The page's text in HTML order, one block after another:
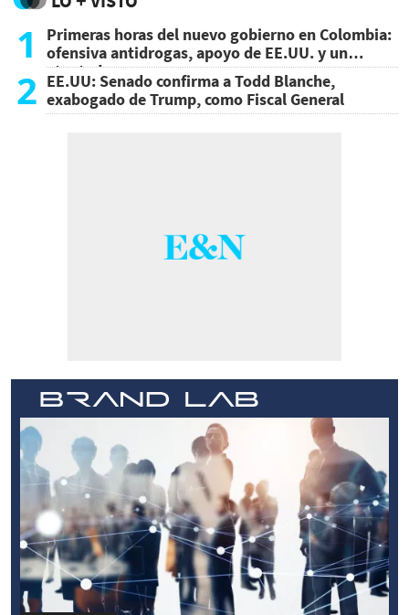
1
Primeras horas del nuevo gobierno en Colombia:
ofensiva antidrogas, apoyo de EE.UU. y un
atentado
2 EE.UU: Senado confirma a Todd Blanche,
exabogado de Trump, como Fiscal General